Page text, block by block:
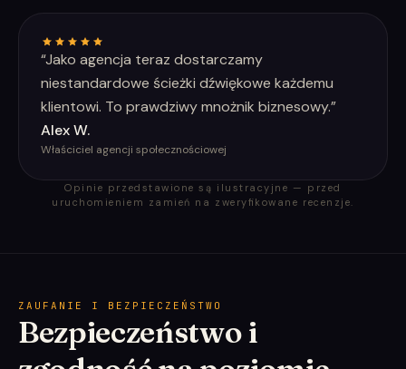
“Jako agencja teraz dostarczamy
niestandardowe ścieżki dźwiękowe każdemu
klientowi. To prawdziwy mnożnik biznesowy.”
Alex W.
Właściciel agencji społecznościowej
Opinie przedstawione są ilustracyjne — przed
uruchomieniem zamień na zweryfikowane recenzje.
ZAUFANIE I BEZPIECZEŃSTWO
Bezpieczeństwo i